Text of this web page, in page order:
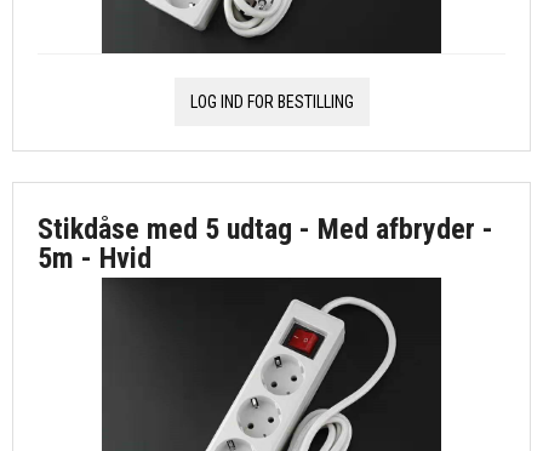
LOG IND FOR BESTILLING
Stikdåse med 5 udtag - Med afbryder -
5m - Hvid